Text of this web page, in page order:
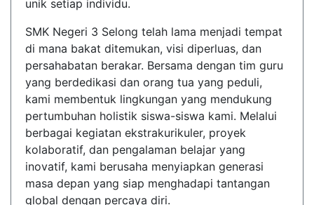
unik setiap individu.
SMK Negeri 3 Selong telah lama menjadi tempat
di mana bakat ditemukan, visi diperluas, dan
persahabatan berakar. Bersama dengan tim guru
yang berdedikasi dan orang tua yang peduli,
kami membentuk lingkungan yang mendukung
pertumbuhan holistik siswa-siswa kami. Melalui
berbagai kegiatan ekstrakurikuler, proyek
kolaboratif, dan pengalaman belajar yang
inovatif, kami berusaha menyiapkan generasi
masa depan yang siap menghadapi tantangan
global dengan percaya diri.